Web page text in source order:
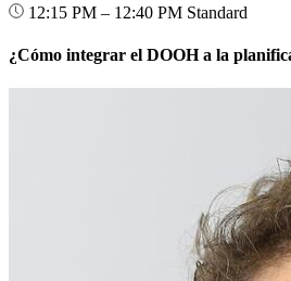
12:15 PM – 12:40 PM Standard
¿Cómo integrar el DOOH a la